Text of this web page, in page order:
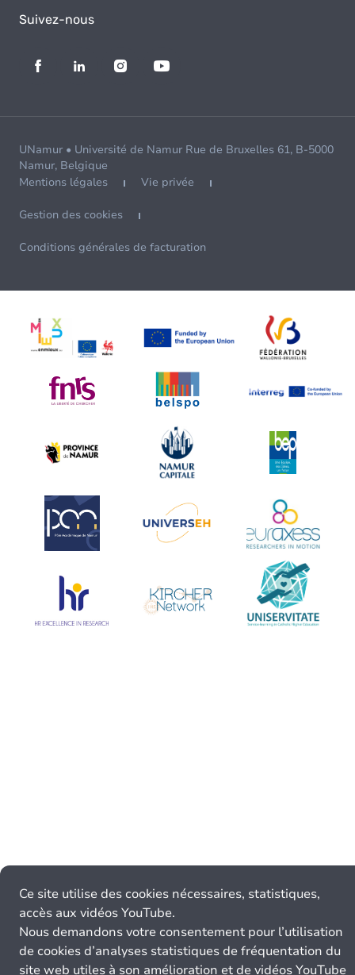
Suivez-nous
UNamur • Université de Namur Rue de Bruxelles 61, B-5000
Namur, Belgique
Mentions légales
Vie privée
Gestion des cookies
Conditions générales de facturation
Ce site utilise des cookies nécessaires, statistiques,
accès aux vidéos YouTube.
Nous demandons votre consentement pour l’utilisation
de cookies d’analyses statistiques de fréquentation du
site web utiles à son amélioration et de vidéos YouTube